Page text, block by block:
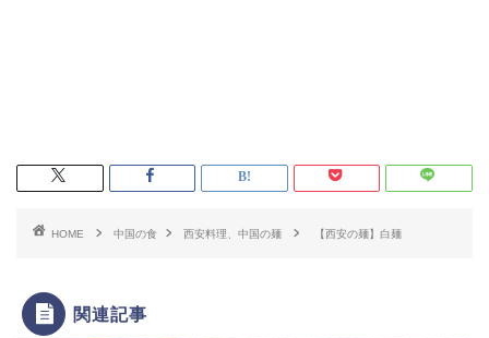
HOME 中国の食 西安料理、中国の麺 【西安の麺】白麺
関連記事